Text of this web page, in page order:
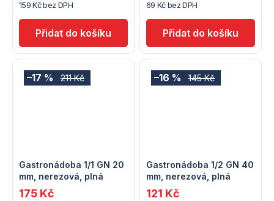
159 Kč bez DPH
cena:
69 Kč bez DPH
cena:
211 Kč
–17 %
Gastronádoba 1/1 GN 20
mm, nerezová, plná
175 Kč
145 Kč
–16 %
Gastronádoba 1/2 GN 40
mm, nerezová, plná
121 Kč